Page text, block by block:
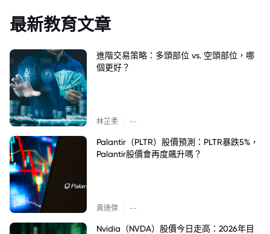
最新教育文章
進階交易策略：多頭部位 vs. 空頭部位，哪
個更好？
林芷柔 --
Palantir（PLTR）股價預測：PLTR暴跌5%，
Palantir股價會再度飆升嗎？
黃達傑 --
Nvidia（NVDA）股價今日走高：2026年目